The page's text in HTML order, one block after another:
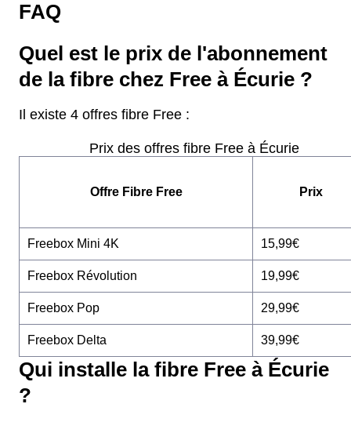
FAQ
Quel est le prix de l'abonnement
de la fibre chez Free à Écurie ?
Il existe 4 offres fibre Free :
Prix des offres fibre Free à Écurie
Offre Fibre Free Prix
Freebox Mini 4K 15,99€
Freebox Révolution 19,99€
Freebox Pop 29,99€
Freebox Delta 39,99€
Qui installe la fibre Free à Écurie
?